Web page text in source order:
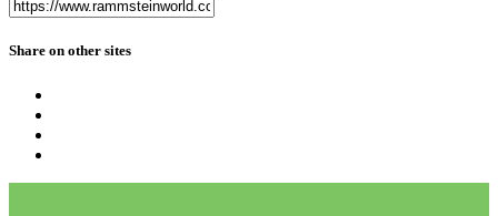
Share on other sites